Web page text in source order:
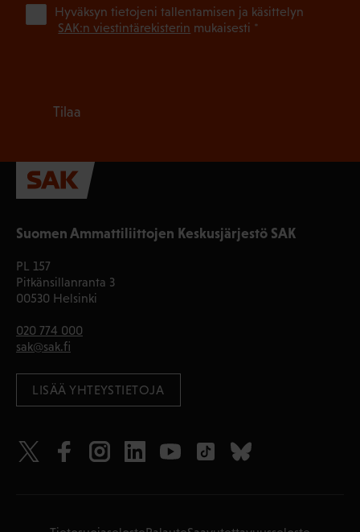
Suomen Ammattiliittojen Keskusjärjestö SAK
PL 157
Pitkänsillanranta 3
00530 Helsinki
020 774 000
sak@sak.fi
LISÄÄ YHTEYSTIETOJA
Hyväksyn tietojeni tallentamisen ja käsittelyn
SAK:n viestintärekisterin mukaisesti *
Tilaa